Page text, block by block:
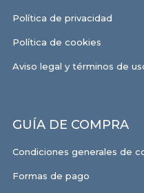
Política de privacidad
Política de cookies
Aviso legal y términos de
GUÍA DE COMPRA
Condiciones generales de
Formas de pago